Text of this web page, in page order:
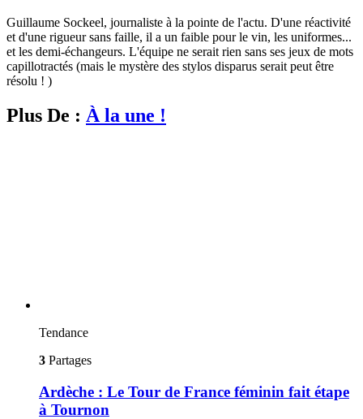
Guillaume Sockeel, journaliste à la pointe de l'actu. D'une réactivité
et d'une rigueur sans faille, il a un faible pour le vin, les uniformes...
et les demi-échangeurs. L'équipe ne serait rien sans ses jeux de mots
capillotractés (mais le mystère des stylos disparus serait peut être
résolu ! )
Plus De : À la une !
Tendance
3 Partages
Ardèche : Le Tour de France féminin fait étape
à Tournon